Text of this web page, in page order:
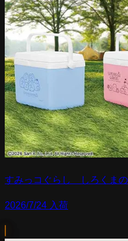
すみっコぐらし しろくま
2026/7/24 入荷